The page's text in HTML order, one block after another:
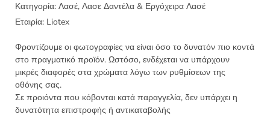
Κατηγορία: Λασέ, Λασε Δαντέλα & Εργόχειρα Λασέ
Εταιρία: Liotex
Φροντίζουμε οι φωτογραφίες να είναι όσο το δυνατόν πιο κοντά
στο πραγματικό προϊόν. Ωστόσο, ενδέχεται να υπάρχουν
μικρές διαφορές στα χρώματα λόγω των ρυθμίσεων της
οθόνης σας.
Σε προιόντα που κόβονται κατά παραγγελία, δεν υπάρχει η
δυνατότητα επιστροφής ή αντικαταβολής